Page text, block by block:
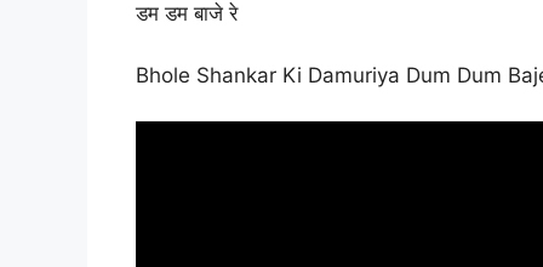
डम डम बाजे रे
Bhole Shankar Ki Damuriya Dum Dum